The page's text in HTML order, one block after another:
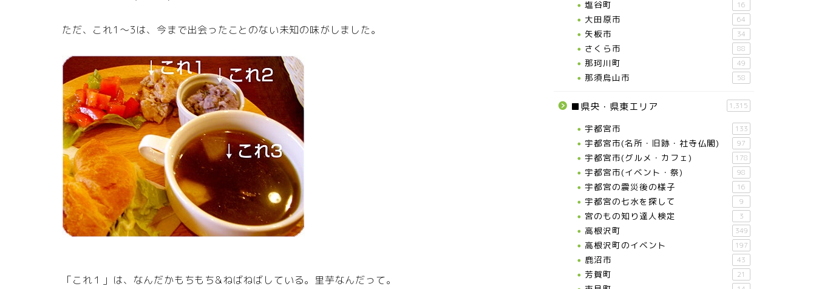
ただ、これ1～3は、今まで出会ったことのない未知の味がしました。
「これ１」は、なんだかもちもち&ねばねばしている。里芋なんだって。
塩谷町 16
大田原市 64
矢板市 34
さくら市 88
那珂川町 49
那須烏山市 58
■県央・県東エリア 1,315
宇都宮市 133
宇都宮市(名所・旧跡・社寺仏閣) 97
宇都宮市(グルメ・カフェ) 178
宇都宮市(イベント・祭) 98
宇都宮の震災後の様子 16
宇都宮の七水を探して 9
宮のもの知り達人検定 3
高根沢町 349
高根沢町のイベント 197
鹿沼市 43
芳賀町 21